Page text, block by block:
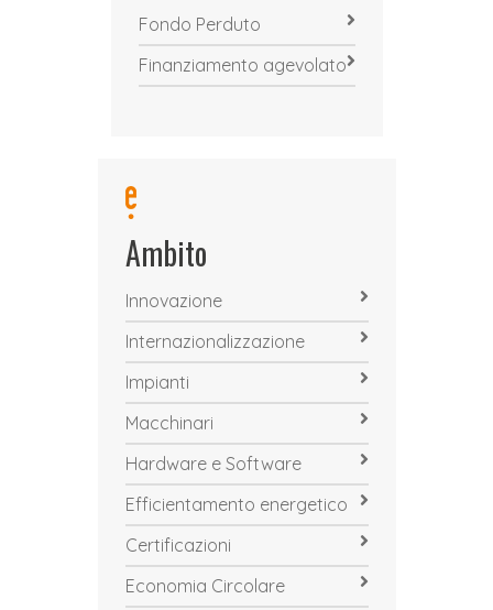
Fondo Perduto
Finanziamento agevolato
Ambito
Innovazione
Internazionalizzazione
Impianti
Macchinari
Hardware e Software
Efficientamento energetico
Certificazioni
Economia Circolare